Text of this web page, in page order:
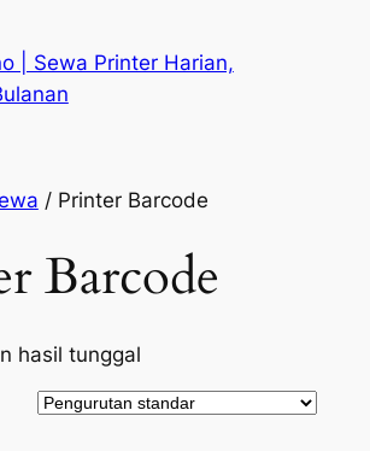
| Sewa Printer Harian,
/ Printer Barcode
Barcode
hasil tunggal